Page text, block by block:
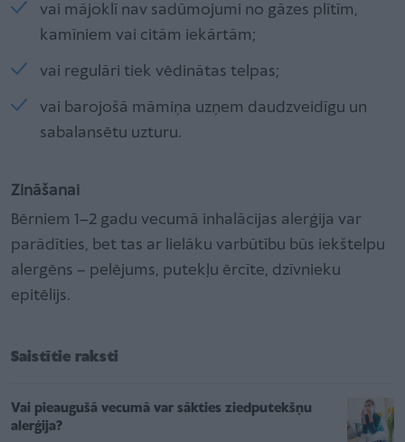
vai mājoklī nav sadūmojumi no gāzes plītīm,
kamīniem vai citām iekārtām;
vai regulāri tiek vēdinātas telpas;
vai barojošā māmiņa uzņem daudzveidīgu un
sabalansētu uzturu.
Zināšanai
Bērniem 1–2 gadu vecumā inhalācijas alerģija var
parādīties, bet tas ar lielāku varbūtību būs iekštelpu
alergēns – pelējums, putekļu ērcīte, dzīvnieku
epitēlijs.
Saistītie raksti
Vai pieaugušā vecumā var sākties ziedputekšņu
alerģija?